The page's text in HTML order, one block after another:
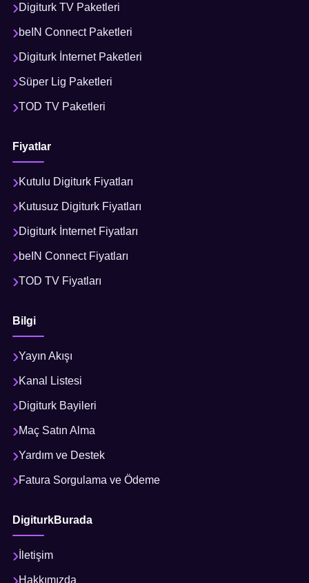
Digiturk TV Paketleri
beIN Connect Paketleri
Digiturk İnternet Paketleri
Süper Lig Paketleri
TOD TV Paketleri
Fiyatlar
Kutulu Digiturk Fiyatları
Kutusuz Digiturk Fiyatları
Digiturk İnternet Fiyatları
beIN Connect Fiyatları
TOD TV Fiyatları
Bilgi
Yayın Akışı
Kanal Listesi
Digiturk Bayileri
Maç Satın Alma
Yardım ve Destek
Fatura Sorgulama ve Ödeme
DigiturkBurada
İletişim
Hakkımızda